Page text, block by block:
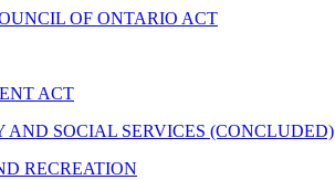
OF ONTARIO ACT
ACT
AND SOCIAL SERVICES (CONCLUDED)
RECREATION